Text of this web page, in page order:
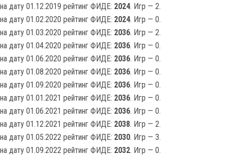
на дату 01.12.2019 рейтинг ФИДЕ: 2024. Игр — 2.
на дату 01.02.2020 рейтинг ФИДЕ: 2024. Игр — 0.
на дату 01.03.2020 рейтинг ФИДЕ: 2036. Игр — 2.
на дату 01.04.2020 рейтинг ФИДЕ: 2036. Игр — 0.
на дату 01.06.2020 рейтинг ФИДЕ: 2036. Игр — 0.
на дату 01.08.2020 рейтинг ФИДЕ: 2036. Игр — 0.
на дату 01.09.2020 рейтинг ФИДЕ: 2036. Игр — 0.
на дату 01.01.2021 рейтинг ФИДЕ: 2036. Игр — 0.
на дату 01.06.2021 рейтинг ФИДЕ: 2036. Игр — 0.
на дату 01.12.2021 рейтинг ФИДЕ: 2038. Игр — 2.
на дату 01.05.2022 рейтинг ФИДЕ: 2030. Игр — 3.
на дату 01.09.2022 рейтинг ФИДЕ: 2032. Игр — 0.